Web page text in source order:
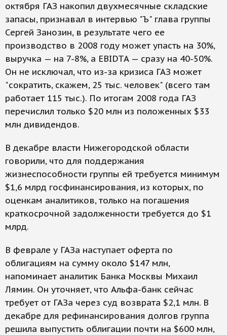
октября ГАЗ накопил двухмесячные складские
запасы, признавал в интервью "Ъ" глава группы
Сергей Занозин, в результате чего ее
производство в 2008 году может упасть на 30%,
выручка — на 7-8%, а EBIDTA — сразу на 40-50%.
Он не исключал, что из-за кризиса ГАЗ может
"сократить, скажем, 25 тыс. человек" (всего там
работает 115 тыс.). По итогам 2008 года ГАЗ
перечислил только $20 млн из положенных $33
млн дивидендов.
В декабре власти Нижегородской области
говорили, что для поддержания
жизнеспособности группы ей требуется минимум
$1,6 млрд госфинансирования, из которых, по
оценкам аналитиков, только на погашения
краткосрочной задолженности требуется до $1
млрд.
В феврале у ГАЗа наступает оферта по
облигациям на сумму около $147 млн,
напоминает аналитик Банка Москвы Михаил
Лямин. Он уточняет, что Альфа-банк сейчас
требует от ГАЗа через суд возврата $2,1 млн. В
декабре для рефинансирования долгов группа
решила выпустить облигации почти на $600 млн,